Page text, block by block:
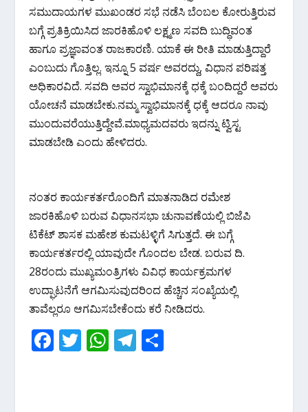
ಸಮುದಾಯಗಳ ಮುಖಂಡರ ಸಭೆ ನಡೆಸಿ ಬೆಂಬಲ ಕೋರುತ್ತಿರುವ
ಬಗ್ಗೆ ಪ್ರತಿಕ್ರಿಯಿಸಿದ ಜಾರಕಿಹೊಳಿ ಲಕ್ಷ್ಮಣ ಸವದಿ ಬುದ್ಧಿವಂತ
ಹಾಗೂ ಪ್ರಜ್ಞಾವಂತ ರಾಜಕಾರಣಿ. ಯಾಕೆ ಈ ರೀತಿ ಮಾಡುತ್ತಿದ್ದಾರೆ
ಎಂಬುದು ಗೊತ್ತಿಲ್ಲ. ಇನ್ನೂ 5 ವರ್ಷ ಅವರದ್ದು, ವಿಧಾನ ಪರಿಷತ್ತ
ಅಧಿಕಾರವಿದೆ. ಸವದಿ ಅವರ ಸ್ವಾಭಿಮಾನಕ್ಕೆ ಧಕ್ಕೆ ಬಂದಿದ್ದರೆ ಅವರು
ಯೋಚನೆ ಮಾಡಬೇಕು.ನಮ್ಮ ಸ್ವಾಭಿಮಾನಕ್ಕೆ ಧಕ್ಕೆ ಆದರೂ ನಾವು
ಮುಂದುವರೆಯುತ್ತಿದ್ದೇವೆ.ಮಾಧ್ಯಮದವರು ಇದನ್ನು ಟ್ವಿಸ್ಟ
ಮಾಡಬೇಡಿ ಎಂದು ಹೇಳಿದರು.
ನಂತರ ಕಾರ್ಯಕರ್ತರೊಂದಿಗೆ ಮಾತನಾಡಿದ ರಮೇಶ
ಜಾರಕಿಹೊಳಿ ಬರುವ ವಿಧಾನಸಭಾ ಚುನಾವಣೆಯಲ್ಲಿ ಬಿಜೆಪಿ
ಟಿಕೆಟ್ ಶಾಸಕ ಮಹೇಶ ಕುಮಟಳ್ಳಿಗೆ ಸಿಗುತ್ತದೆ. ಈ ಬಗ್ಗೆ
ಕಾರ್ಯಕರ್ತರಲ್ಲಿ ಯಾವುದೇ ಗೊಂದಲ ಬೇಡ. ಬರುವ ದಿ.
28ರಂದು ಮುಖ್ಯಮಂತ್ರಿಗಳು ವಿವಿಧ ಕಾರ್ಯಕ್ರಮಗಳ
ಉದ್ಘಾಟನೆಗೆ ಆಗಮಿಸುವುದರಿಂದ ಹೆಚ್ಚಿನ ಸಂಖ್ಯೆಯಲ್ಲಿ
ತಾವೆಲ್ಲರೂ ಆಗಮಿಸಬೇಕೆಂದು ಕರೆ ನೀಡಿದರು.
F T W T